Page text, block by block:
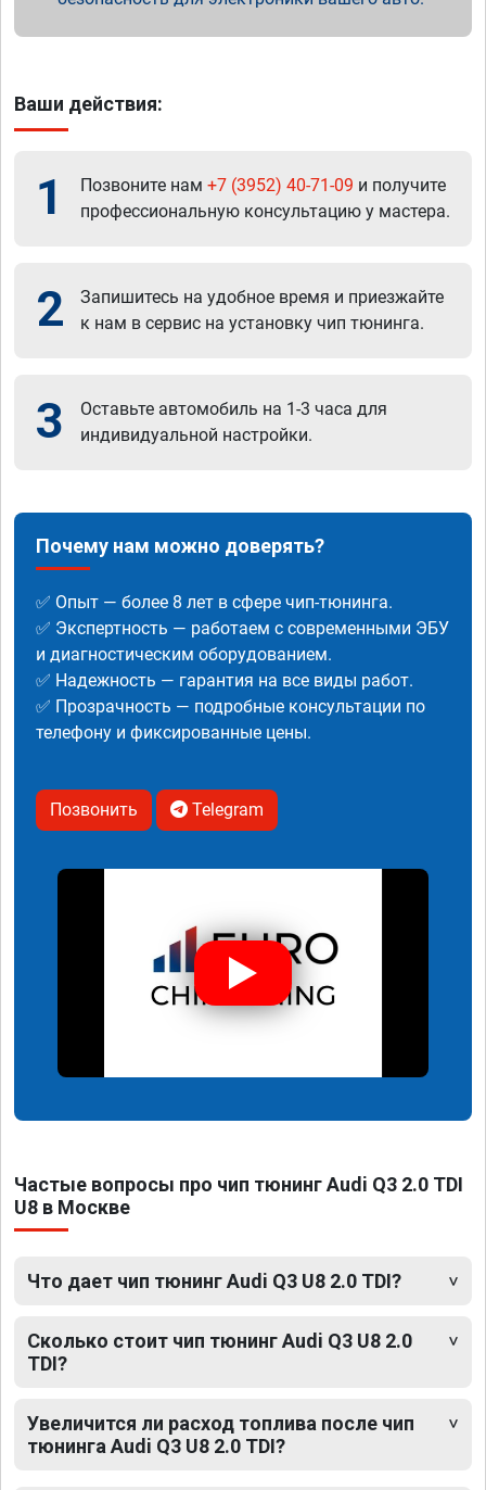
Ваши действия:
1 Позвоните нам +7 (3952) 40-71-09 и получите
профессиональную консультацию у мастера.
2
Запишитесь на удобное время и приезжайте
к нам в сервис на установку чип тюнинга.
3
Оставьте автомобиль на 1-3 часа для
индивидуальной настройки.
Почему нам можно доверять?
✅ Опыт — более 8 лет в сфере чип-тюнинга.
✅ Экспертность — работаем с современными ЭБУ
и диагностическим оборудованием.
✅ Надежность — гарантия на все виды работ.
✅ Прозрачность — подробные консультации по
телефону и фиксированные цены.
Позвонить Telegram
Частые вопросы про чип тюнинг Audi Q3 2.0 TDI
U8 в Москве
Что дает чип тюнинг Audi Q3 U8 2.0 TDI?
Сколько стоит чип тюнинг Audi Q3 U8 2.0
TDI?
Увеличится ли расход топлива после чип
тюнинга Audi Q3 U8 2.0 TDI?